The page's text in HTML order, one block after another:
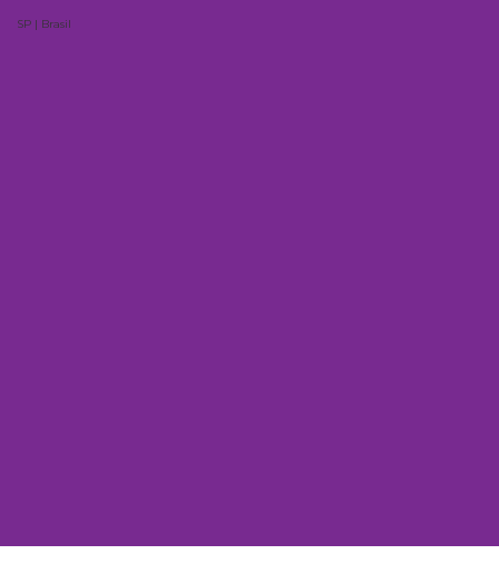
SP | Brasil